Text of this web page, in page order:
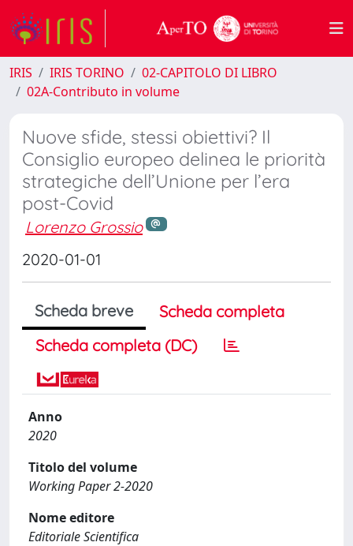
IRIS IRIS TORINO
02-CAPITOLO DI LIBRO
02A-Contributo in volume
Nuove sfide, stessi obiettivi? Il
Consiglio europeo delinea le priorità
strategiche dell’Unione per l’era
post-Covid
Lorenzo Grossio
2020-01-01
Scheda breve
Scheda completa
Scheda completa (DC)
Anno
2020
Titolo del volume
Working Paper 2-2020
Nome editore
Editoriale Scientifica